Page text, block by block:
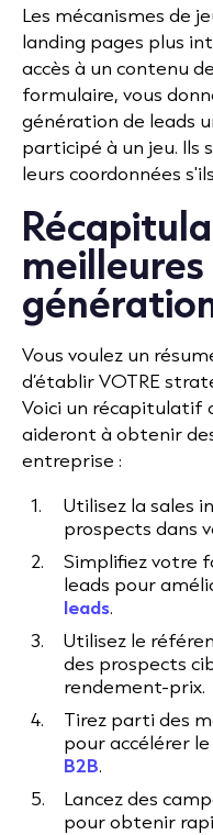
Les mécanismes de
landing pages plus
accès à un contenu
formulaire, vous
génération de leads
participé à un jeu. Ils
leurs coordonnées
Vous voulez un
d’établir VOTRE
Voici un récapitulatif
aideront à obtenir
entreprise :
Utilisez la sales
prospects dans
Simplifiez votre
leads pour
leads.
Utilisez le
des prospects
rendement-prix.
Tirez parti des
pour accélérer
B2B.
Lancez des
pour obtenir